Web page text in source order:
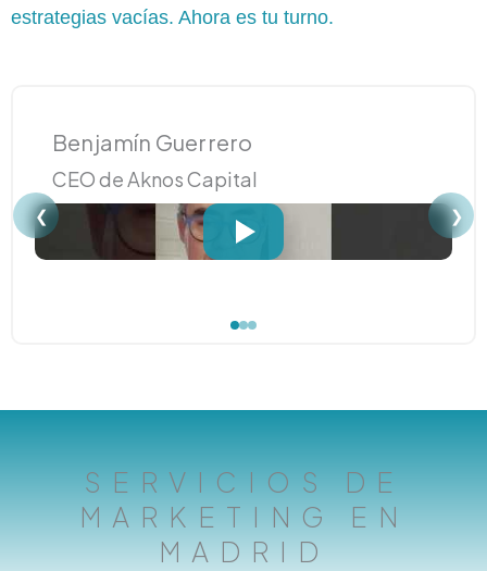
estrategias vacías. Ahora es tu turno.
❮ ❯
Benjamín Guerrero
CEO de Aknos Capital
SERVICIOS DE
MARKETING EN
MADRID